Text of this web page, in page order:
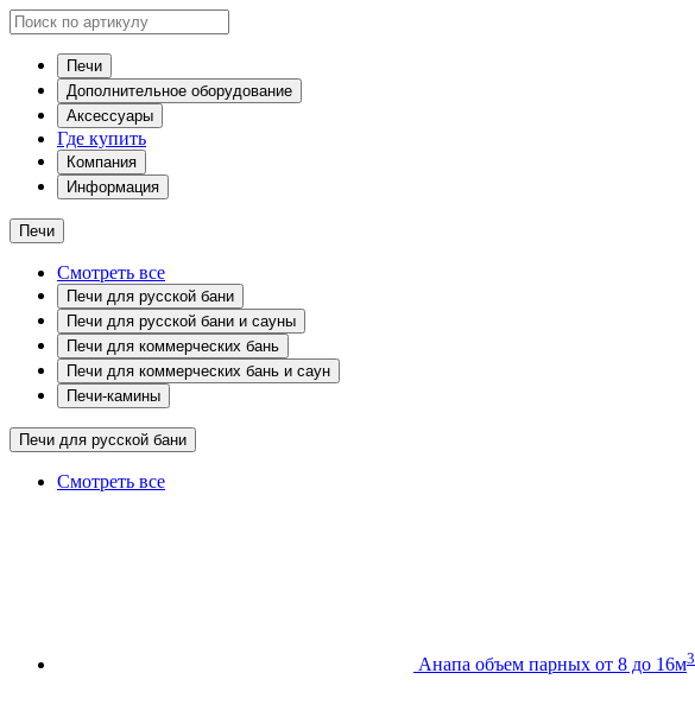
Печи
Дополнительное оборудование
Аксессуары
Где купить
Компания
Информация
Печи
Смотреть все
Печи для русской бани
Печи для русской бани и сауны
Печи для коммерческих бань
Печи для коммерческих бань и саун
Печи-камины
Печи для русской бани
Смотреть все
Анапа объем парных от 8 до 16м3